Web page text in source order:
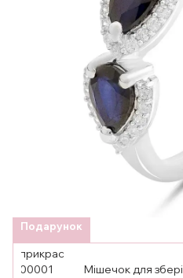
Подарунок
Мішечок для